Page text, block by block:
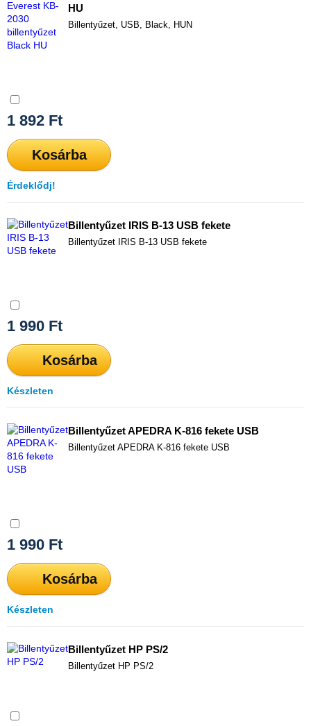
HU
Billentyűzet, USB, Black, HUN
1 892 Ft
Kosárba
Érdeklődj!
Billentyűzet IRIS B-13 USB fekete
Billentyűzet IRIS B-13 USB fekete
1 990 Ft
Kosárba
Készleten
Billentyűzet APEDRA K-816 fekete USB
Billentyűzet APEDRA K-816 fekete USB
1 990 Ft
Kosárba
Készleten
Billentyűzet HP PS/2
Billentyűzet HP PS/2